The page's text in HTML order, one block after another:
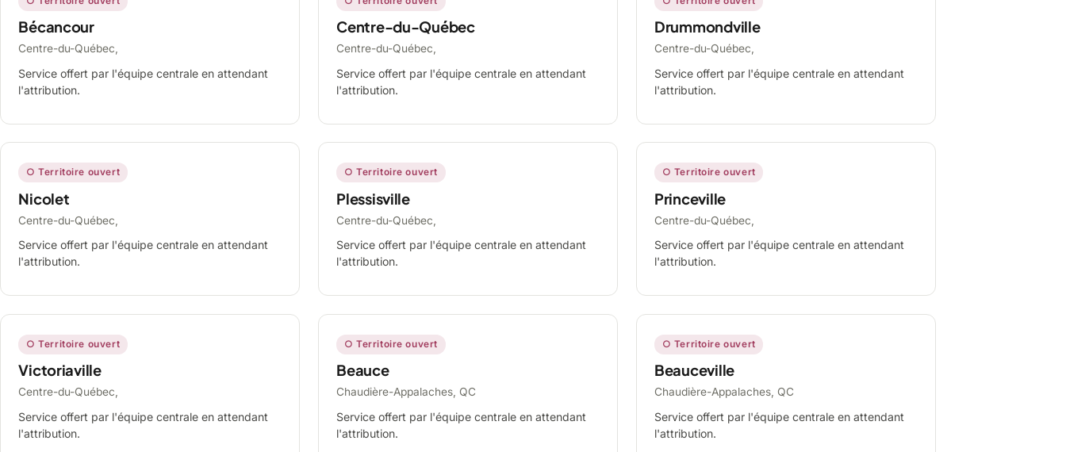
Bécancour
Centre-du-Québec,
Service offert par l'équipe centrale en attendant
l'attribution.
Centre-du-Québec
Centre-du-Québec,
Service offert par l'équipe centrale en attendant
l'attribution.
Drummondville
Centre-du-Québec,
Service offert par l'équipe centrale en attendant
l'attribution.
○ Territoire ouvert
Nicolet
Centre-du-Québec,
Service offert par l'équipe centrale en attendant
l'attribution.
○ Territoire ouvert
Plessisville
Centre-du-Québec,
Service offert par l'équipe centrale en attendant
l'attribution.
○ Territoire ouvert
Princeville
Centre-du-Québec,
Service offert par l'équipe centrale en attendant
l'attribution.
○ Territoire ouvert
Victoriaville
Centre-du-Québec,
Service offert par l'équipe centrale en attendant
l'attribution.
○ Territoire ouvert
Beauce
Chaudière-Appalaches, QC
Service offert par l'équipe centrale en attendant
l'attribution.
○ Territoire ouvert
Beauceville
Chaudière-Appalaches, QC
Service offert par l'équipe centrale en attendant
l'attribution.